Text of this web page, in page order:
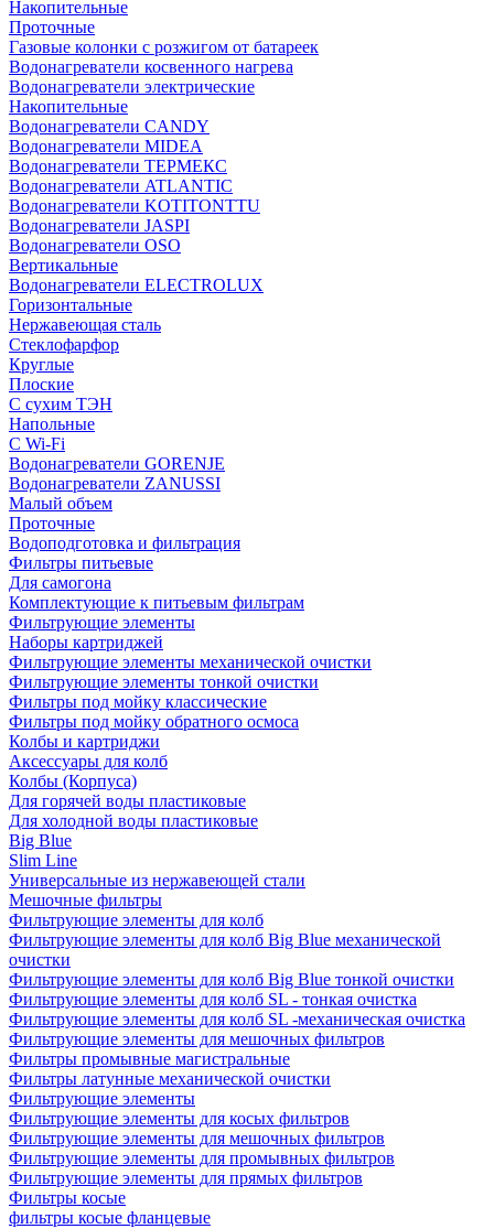
Накопительные
Проточные
Газовые колонки с розжигом от батареек
Водонагреватели косвенного нагрева
Водонагреватели электрические
Накопительные
Водонагреватели CANDY
Водонагреватели MIDEA
Водонагреватели ТЕРМЕКС
Водонагреватели ATLANTIC
Водонагреватели KOTITONTTU
Водонагреватели JASPI
Водонагреватели OSO
Вертикальные
Водонагреватели ELECTROLUX
Горизонтальные
Нержавеющая сталь
Стеклофарфор
Круглые
Плоские
С сухим ТЭН
Напольные
С Wi-Fi
Водонагреватели GORENJE
Водонагреватели ZANUSSI
Малый объем
Проточные
Водоподготовка и фильтрация
Фильтры питьевые
Для самогона
Комплектующие к питьевым фильтрам
Фильтрующие элементы
Наборы картриджей
Фильтрующие элементы механической очистки
Фильтрующие элементы тонкой очистки
Фильтры под мойку классические
Фильтры под мойку обратного осмоса
Колбы и картриджи
Аксессуары для колб
Колбы (Корпуса)
Для горячей воды пластиковые
Для холодной воды пластиковые
Big Blue
Slim Line
Универсальные из нержавеющей стали
Мешочные фильтры
Фильтрующие элементы для колб
Фильтрующие элементы для колб Big Blue механической
очистки
Фильтрующие элементы для колб Big Blue тонкой очистки
Фильтрующие элементы для колб SL - тонкая очистка
Фильтрующие элементы для колб SL -механическая очистка
Фильтрующие элементы для мешочных фильтров
Фильтры промывные магистральные
Фильтры латунные механической очистки
Фильтрующие элементы
Фильтрующие элементы для косых фильтров
Фильтрующие элементы для мешочных фильтров
Фильтрующие элементы для промывных фильтров
Фильтрующие элементы для прямых фильтров
Фильтры косые
фильтры косые фланцевые